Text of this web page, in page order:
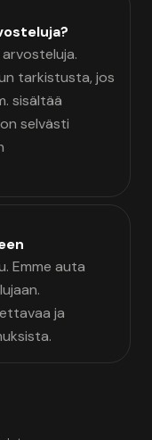
tarkistusta, jos
sisältää
selvästi
Emme auta
ja